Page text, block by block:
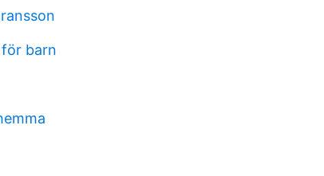
barn